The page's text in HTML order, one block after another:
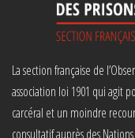
La section française de
association loi 1901 qui agit
carcéral et un moindre
consultatif auprès des